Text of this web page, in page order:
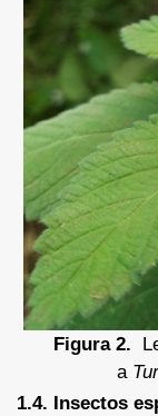
Figura 2.
a
1.4. Insectos